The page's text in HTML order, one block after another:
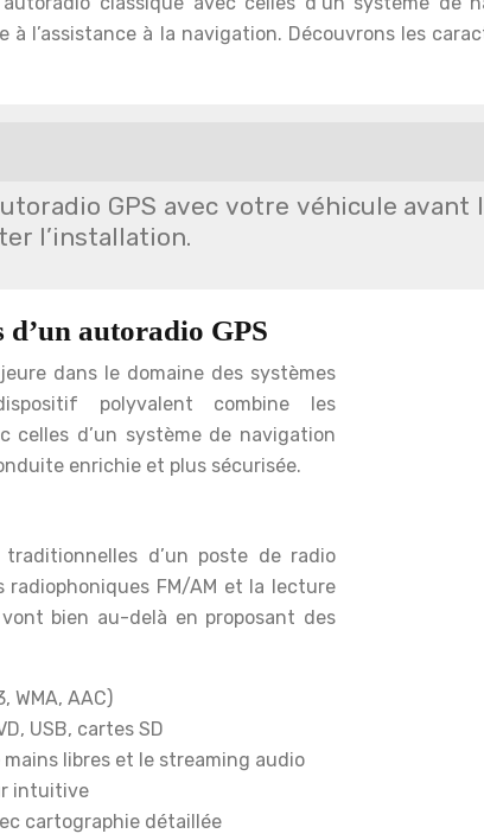
l’assistance à la navigation. Découvrons les
GPS avec votre véhicule
l’installation.
d’un autoradio GPS
dans le domaine des systèmes
polyvalent combine les
celles d’un système de navigation
enrichie et plus sécurisée.
d’un poste de radio
radiophoniques FM/AM et la lecture
bien au-delà en proposant des
WMA, AAC)
USB, cartes SD
libres et le streaming audio
intuitive
cartographie détaillée